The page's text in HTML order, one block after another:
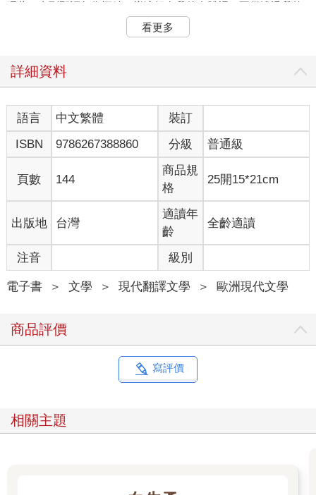
呷著，直到那詞句像酒精一樣溶解在我的身體裡，不僅滲透我的
大腦和心靈，而且在我的血管中奔騰，衝擊到我每根血管的末
梢。每一個月，我平均用打包機處理兩噸重的書籍，為了找到足
滿一個五十公尺長的游泳池，灌滿一大片聖誕鯉魚的養殖缸，也
腦袋是灰姑娘的核桃。我相信在那樣的時代，當一切思想都只記
載在人的腦海中時必定格外美好，那時倘若有人要把書籍送進打
包機，他就只得放入人的腦袋，然而即使這樣也無濟於事，因為
真實的思想來自外界，猶如容器裡的麵條，人只是隨身攜帶著它
而已，因此全世界的柯尼阿什們焚書是白費力氣，如果書上記載
的言之有理，那麼焚燒的時候便只會聽到書在竊竊暗笑，因為一
本地道的好書總是指著別處而溜之大吉。我買過一個計算機，能
加減乘除，還能開方，一個不比小皮夾大多少的小玩意兒。我曾
壯著膽子，用起子撬開它的後蓋，不勝驚異地發現，裡面除了郵
票般大、十張書頁那麼厚的一個小方塊之外便只有空氣了，滿載
著數學變化的空氣。當我的目光落在一本有價値的書上，當我一
行行閱讀這些印刷的文字時，這書留下的也唯有非物質的思想而
餐，既是基督的血又不是。三十五年來，我處理廢紙和書籍，而
我生活在一個已有十五代人能讀會寫的國土上，居住在過去曾經
是王國的地方，在這裡，人們過去和現在都有一種習慣、一種執
著性：耐心地把一些思想和形象壓進自己的頭腦，這給他們帶來
在我的身上重演，三十五年來我按動這臺機器的紅色和綠色電
心臟中去，因為我讀書既不是為了娛樂，也不是消磨時光，更不
看更多
詳細資料
語言 中文繁體
裝訂
ISBN
9786267388860 分級 普通級
頁數 144
商品規
格
25開15*21cm
出版地 台灣
適讀年
齡
全齡適讀
注音 級別
電子書 ＞ 文學 ＞ 現代翻譯文學 ＞ 歐洲現代文學
商品評價
寫評價
相關主題